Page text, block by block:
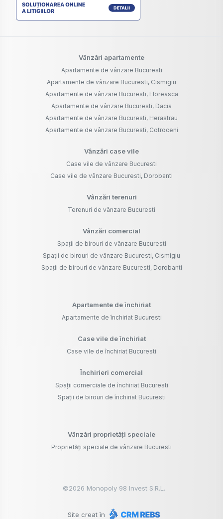
Vânzări apartamente
Apartamente de vânzare Bucuresti
Apartamente de vânzare Bucuresti, Cismigiu
Apartamente de vânzare Bucuresti, Floreasca
Apartamente de vânzare Bucuresti, Dacia
Apartamente de vânzare Bucuresti, Herastrau
Apartamente de vânzare Bucuresti, Cotroceni
Vânzări case vile
Case vile de vânzare Bucuresti
Case vile de vânzare Bucuresti, Dorobanti
Vânzări terenuri
Terenuri de vânzare Bucuresti
Vânzări comercial
Spații de birouri de vânzare Bucuresti
Spații de birouri de vânzare Bucuresti, Cismigiu
Spații de birouri de vânzare Bucuresti, Dorobanti
Apartamente de închiriat
Apartamente de închiriat Bucuresti
Case vile de închiriat
Case vile de închiriat Bucuresti
Închirieri comercial
Spații comerciale de închiriat Bucuresti
Spații de birouri de închiriat Bucuresti
Vânzări proprietăți speciale
Proprietăți speciale de vânzare Bucuresti
©2026 Monopoly 98 Invest S.R.L.
Site creat în